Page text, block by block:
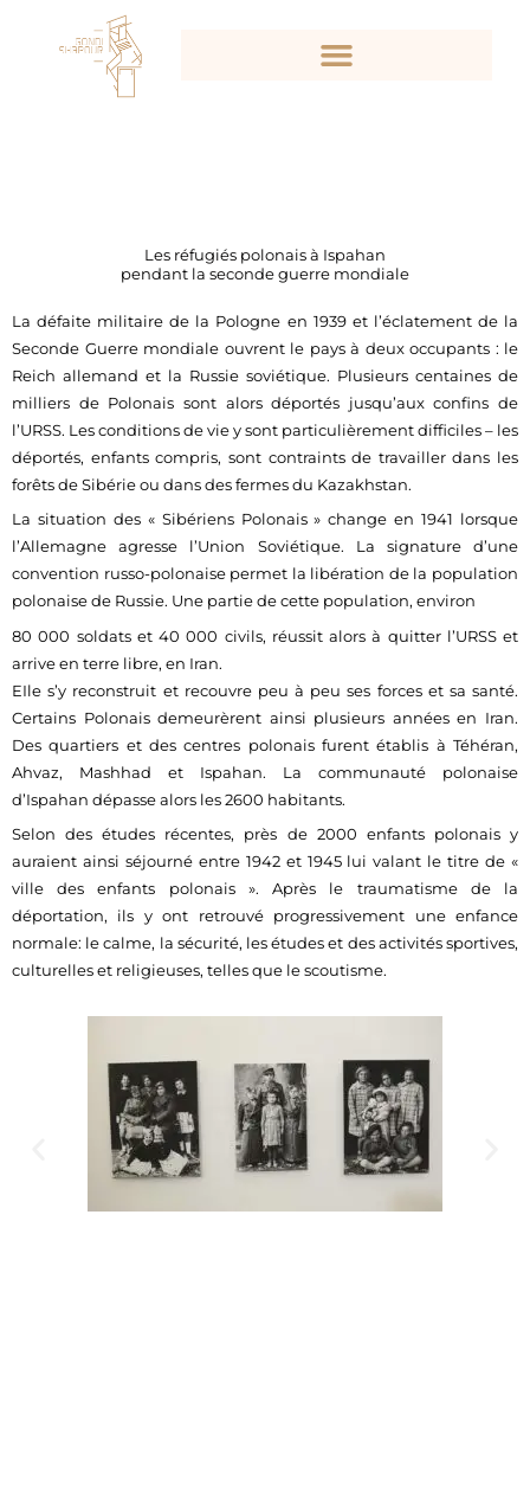
Les réfugiés polonais à Ispahan
pendant la seconde guerre mondiale
La défaite militaire de la Pologne en 1939 et l’éclatement de la
Seconde Guerre mondiale ouvrent le pays à deux occupants : le
Reich allemand et la Russie soviétique. Plusieurs centaines de
milliers de Polonais sont alors déportés jusqu’aux confins de
l’URSS. Les conditions de vie y sont particulièrement difficiles – les
déportés, enfants compris, sont contraints de travailler dans les
forêts de Sibérie ou dans des fermes du Kazakhstan.
La situation des « Sibériens Polonais » change en 1941 lorsque
l’Allemagne agresse l’Union Soviétique. La signature d’une
convention russo-polonaise permet la libération de la population
polonaise de Russie. Une partie de cette population, environ
80 000 soldats et 40 000 civils, réussit alors à quitter l’URSS et
arrive en terre libre, en Iran.
EIle s’y reconstruit et recouvre peu à peu ses forces et sa santé.
Certains Polonais demeurèrent ainsi plusieurs années en Iran.
Des quartiers et des centres polonais furent établis à Téhéran,
Ahvaz, Mashhad et Ispahan. La communauté polonaise
d’Ispahan dépasse alors les 2600 habitants.
Selon des études récentes, près de 2000 enfants polonais y
auraient ainsi séjourné entre 1942 et 1945 lui valant le titre de «
ville des enfants polonais ». Après le traumatisme de la
déportation, ils y ont retrouvé progressivement une enfance
normale: le calme, la sécurité, les études et des activités sportives,
culturelles et religieuses, telles que le scoutisme.